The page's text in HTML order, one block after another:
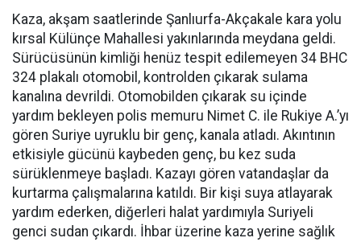
Kaza, akşam saatlerinde Şanlıurfa-Akçakale kara yolu
kırsal Külünçe Mahallesi yakınlarında meydana geldi.
Sürücüsünün kimliği henüz tespit edilemeyen 34 BHC
324 plakalı otomobil, kontrolden çıkarak sulama
kanalına devrildi. Otomobilden çıkarak su içinde
yardım bekleyen polis memuru Nimet C. ile Rukiye A.’yı
gören Suriye uyruklu bir genç, kanala atladı. Akıntının
etkisiyle gücünü kaybeden genç, bu kez suda
sürüklenmeye başladı. Kazayı gören vatandaşlar da
kurtarma çalışmalarına katıldı. Bir kişi suya atlayarak
yardım ederken, diğerleri halat yardımıyla Suriyeli
genci sudan çıkardı. İhbar üzerine kaza yerine sağlık